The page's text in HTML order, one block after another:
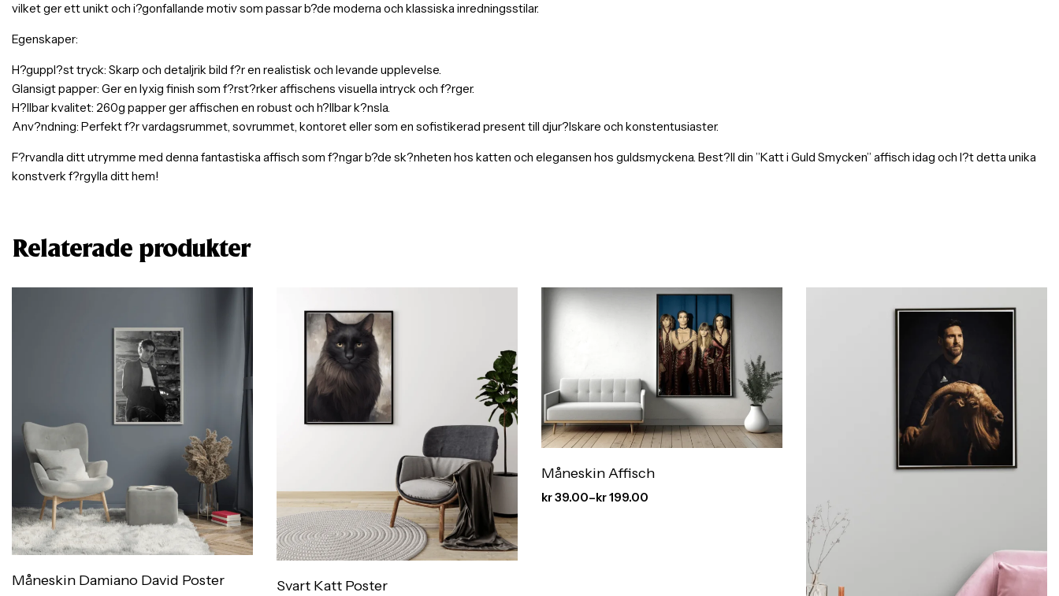
vilket ger ett unikt och i?gonfallande motiv som passar b?de moderna och klassiska inredningsstilar.
Egenskaper:
H?guppl?st tryck: Skarp och detaljrik bild f?r en realistisk och levande upplevelse.
Glansigt papper: Ger en lyxig finish som f?rst?rker affischens visuella intryck och f?rger.
H?llbar kvalitet: 260g papper ger affischen en robust och h?llbar k?nsla.
Anv?ndning: Perfekt f?r vardagsrummet, sovrummet, kontoret eller som en sofistikerad present till djur?lskare och konstentusiaster.
F?rvandla ditt utrymme med denna fantastiska affisch som f?ngar b?de sk?nheten hos katten och elegansen hos guldsmyckena. Best?ll din ”Katt i Guld Smycken” affisch idag och l?t detta unika
konstverk f?rgylla ditt hem!
Relaterade produkter
Måneskin Damiano David Poster Svart Katt Poster
Måneskin Affisch
kr39.00–kr199.00